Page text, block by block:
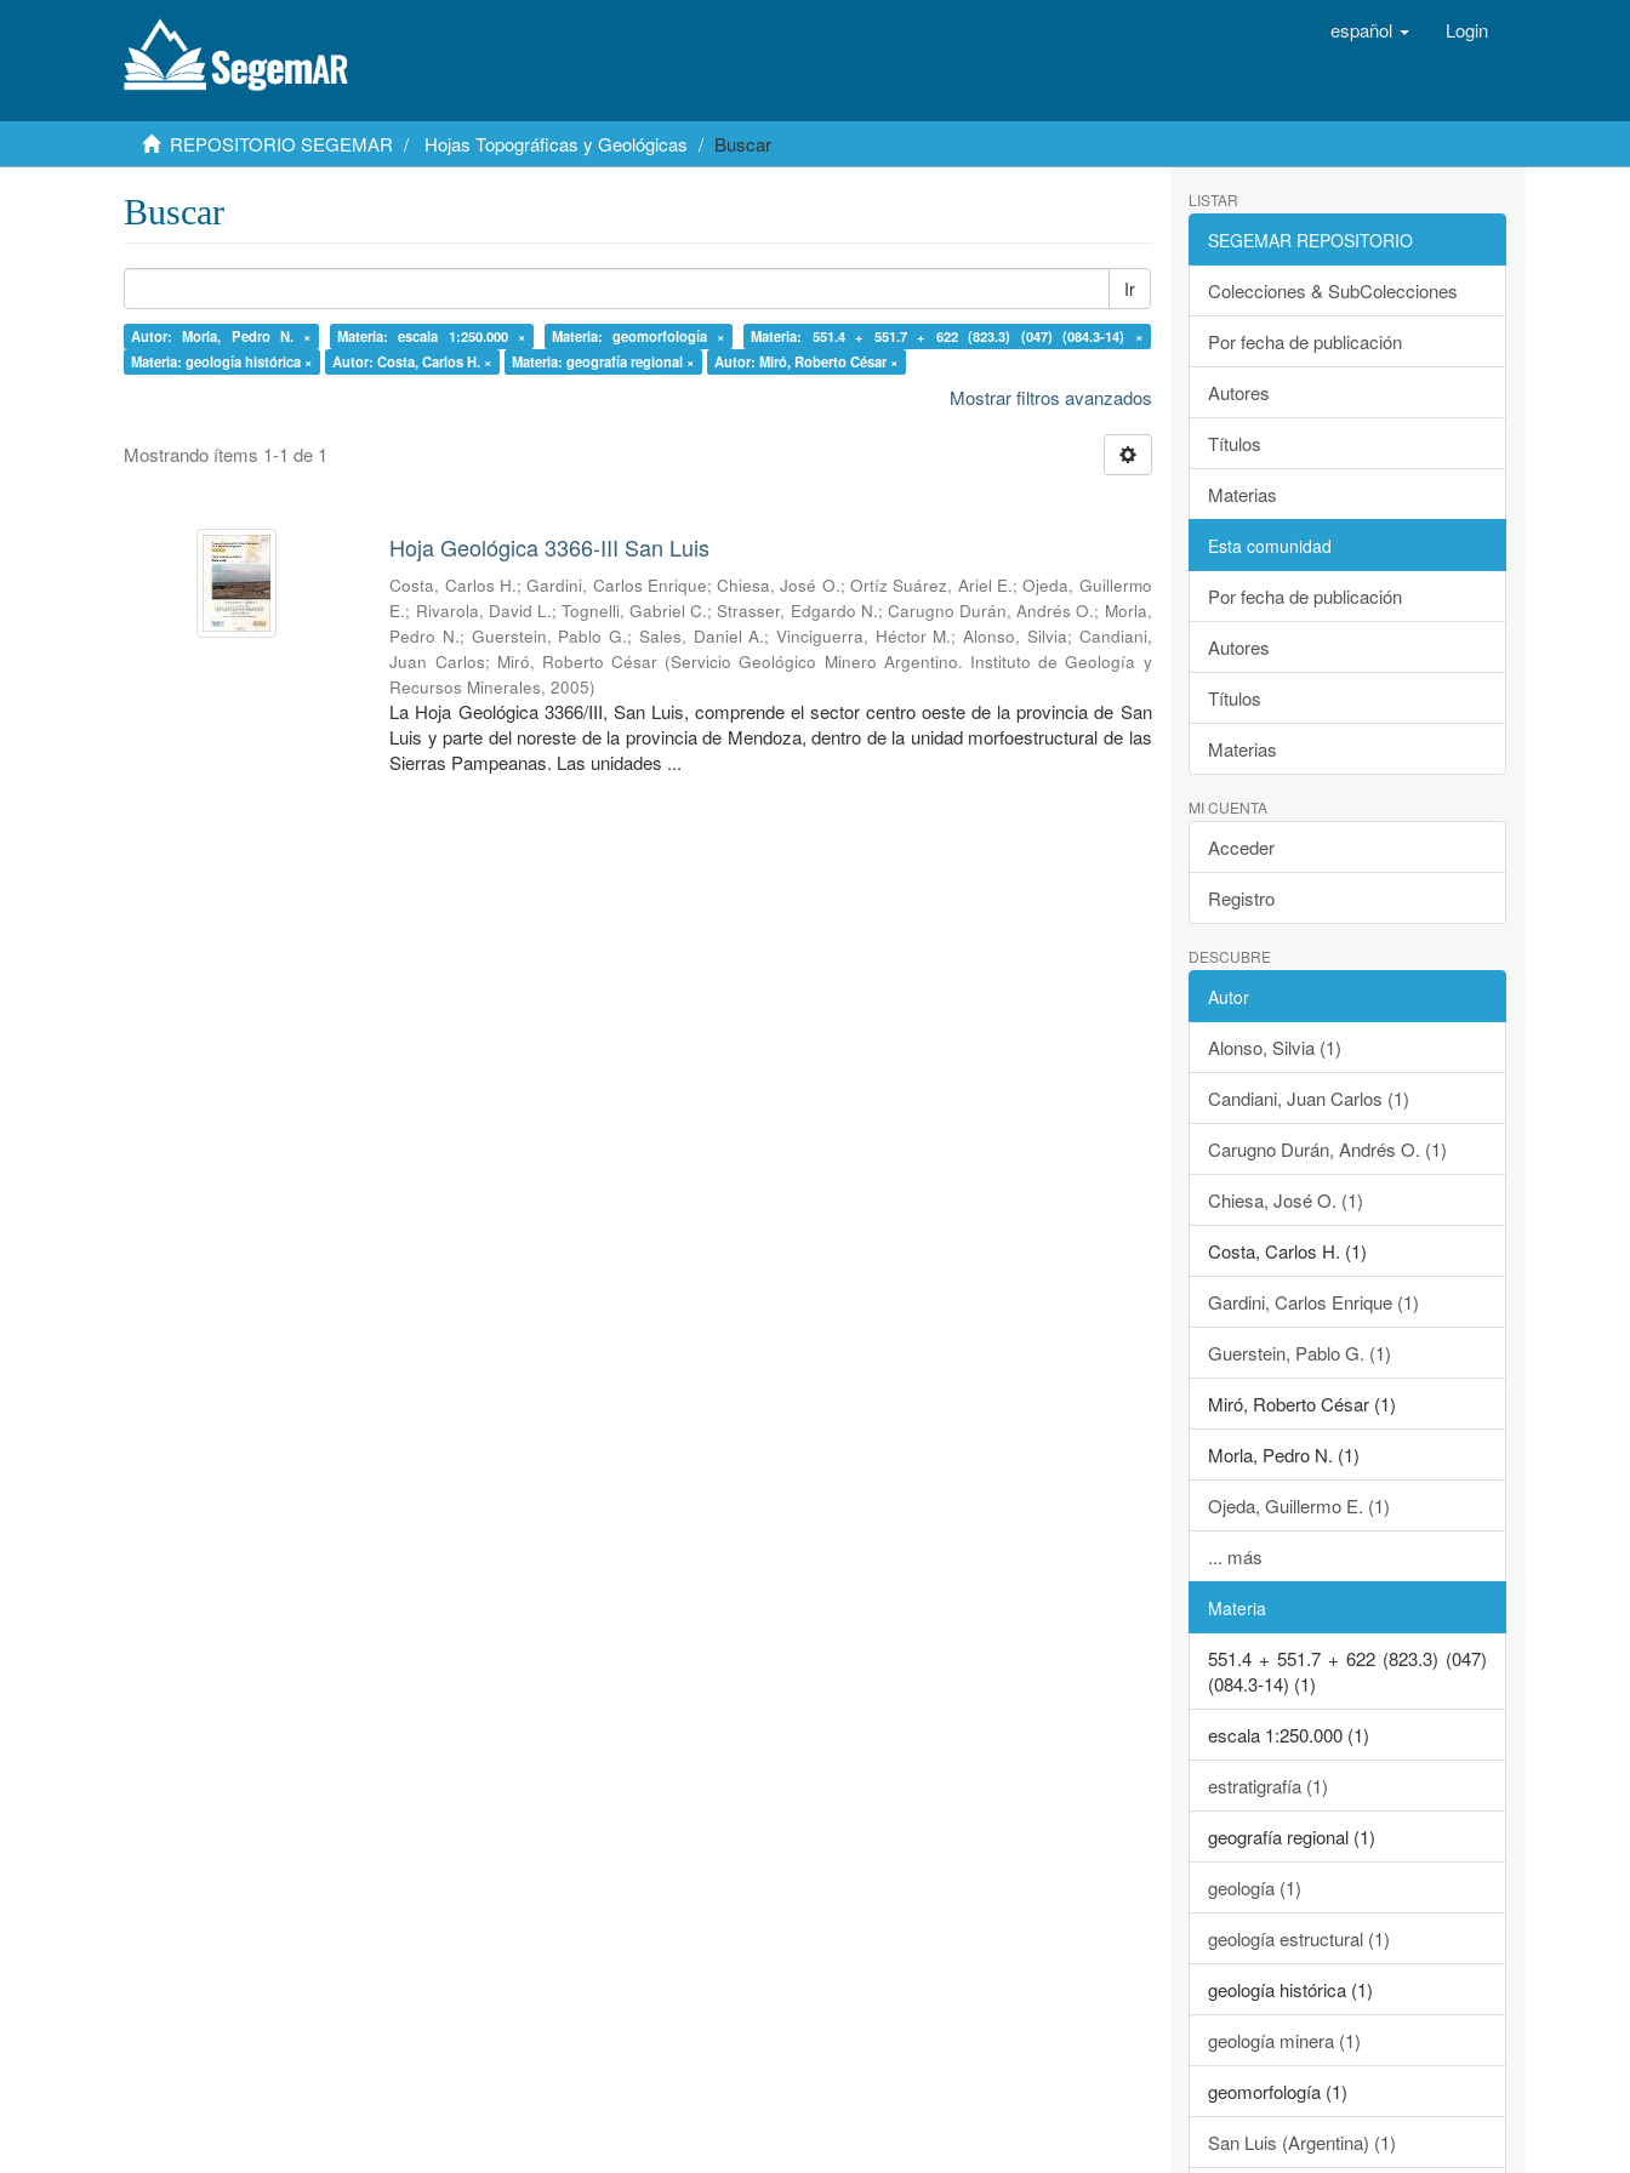
español Login
REPOSITORIO SEGEMAR Hojas Topográficas y Geológicas Buscar
Buscar
Ir
Autor: Morla, Pedro N. × Materia: escala 1:250.000 × Materia: geomorfología ×
Materia: 551.4 + 551.7 + 622 (823.3) (047) (084.3-14) ×
Materia: geología histórica ×
Autor: Costa, Carlos H. × Materia: geografía regional × Autor: Miró, Roberto César ×
Mostrar filtros avanzados
Mostrando ítems 1-1 de 1
Hoja Geológica 3366-III San Luis
Costa, Carlos H.;Gardini, Carlos Enrique;Chiesa, José O.;Ortíz Suárez, Ariel E.;Ojeda, Guillermo
E.; Rivarola, David L.; Tognelli, Gabriel C.;Strasser, Edgardo N.; Carugno Durán, Andrés O.; Morla,
Pedro N.; Guerstein, Pablo G.; Sales, Daniel A.; Vinciguerra, Héctor M.;Alonso, Silvia; Candiani,
Juan Carlos; Miró, Roberto César (Servicio Geológico Minero Argentino. Instituto de Geología y
Recursos Minerales,2005)
La Hoja Geológica 3366/III, San Luis, comprende el sector centro oeste de la provincia de San
Luis y parte del noreste de la provincia de Mendoza, dentro de la unidad morfoestructural de las
Sierras Pampeanas. Las unidades ...
LISTAR
SEGEMAR REPOSITORIO
Colecciones & SubColecciones
Por fecha de publicación
Autores
Títulos
Materias
Esta comunidad
Por fecha de publicación
Autores
Títulos
Materias
MI CUENTA
Acceder
Registro
DESCUBRE
Autor
Alonso, Silvia (1)
Candiani, Juan Carlos (1)
Carugno Durán, Andrés O. (1)
Chiesa, José O. (1)
Costa, Carlos H. (1)
Gardini, Carlos Enrique (1)
Guerstein, Pablo G. (1)
Miró, Roberto César (1)
Morla, Pedro N. (1)
Ojeda, Guillermo E. (1)
... más
Materia
551.4 + 551.7 + 622 (823.3) (047)
(084.3-14) (1)
escala 1:250.000 (1)
estratigrafía (1)
geografía regional (1)
geología (1)
geología estructural (1)
geología histórica (1)
geología minera (1)
geomorfología (1)
San Luis (Argentina) (1)